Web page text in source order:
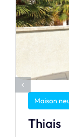
Maison
Thiais